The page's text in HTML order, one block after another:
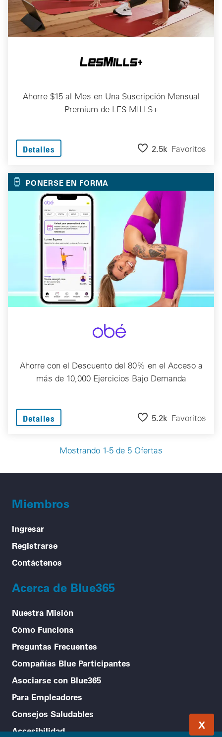
X
Ahorre $15 al Mes en Una Suscripción Mensual
Premium de LES MILLS+
Detalles 2.5k Favoritos
PONERSE EN FORMA
Ahorre con el Descuento del 80% en el Acceso a
más de 10,000 Ejercicios Bajo Demanda
Detalles 5.2k Favoritos
Mostrando 1-5 de 5 Ofertas
Miembros
Ingresar
Registrarse
Contáctenos
Acerca de Blue365
Nuestra Misión
Cómo Funciona
Preguntas Frecuentes
Compañías Blue Participantes
Asociarse con Blue365
Para Empleadores
Consejos Saludables
Accesibilidad